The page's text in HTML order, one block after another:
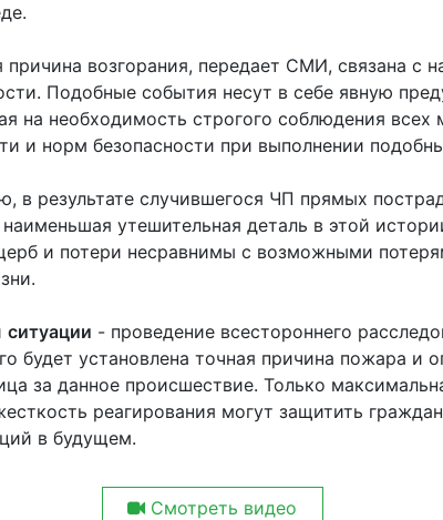
причина возгорания, передает СМИ, связана с
Подобные события несут в себе явную
на необходимость строгого соблюдения всех
и норм безопасности при выполнении
в результате случившегося ЧП прямых
утешительная деталь в этой
и потери несравнимы с возможными
ситуации - проведение всестороннего
будет установлена точная причина пожара и
за данное происшествие. Только
реагирования могут защитить
в будущем.
Смотреть видео